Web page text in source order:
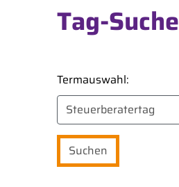
Tag-Suche
Termauswahl: